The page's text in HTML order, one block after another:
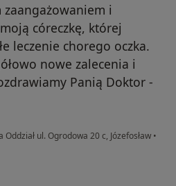
i
córeczkę, której
leczenie chorego oczka.
nowe zalecenia i
Panią Doktor -
ul. Ogrodowa 20 c, Józefosław •